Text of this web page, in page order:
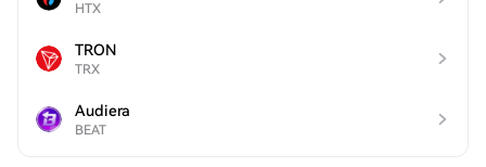
HTX
TRON
TRX
Audiera
BEAT